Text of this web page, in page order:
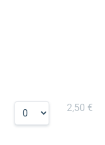
2,50 €